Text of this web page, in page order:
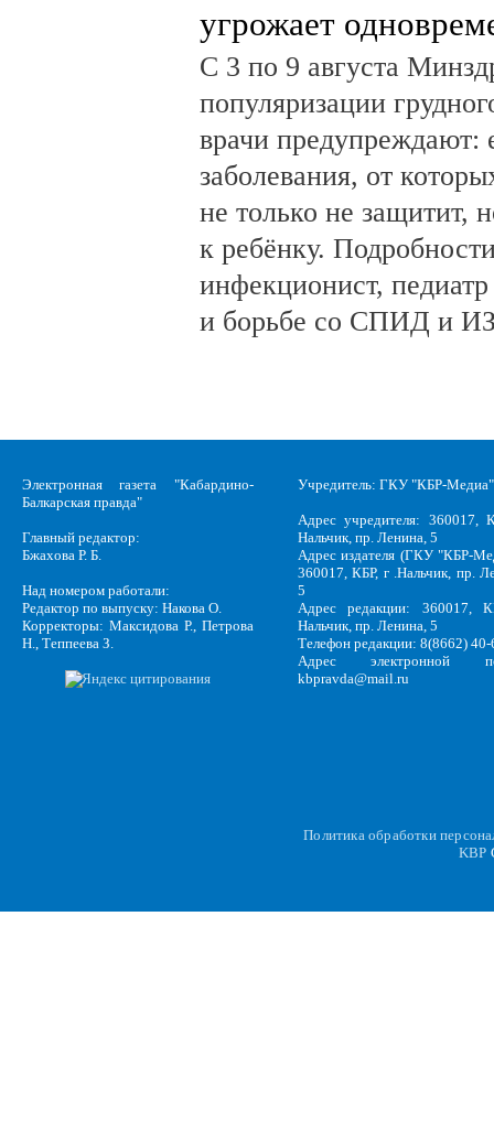
угрожает
С 3 по 9 августа
популяризации
врачи предупреждают:
заболевания, от
не только не защитит,
к ребёнку.
инфекционист,
и борьбе со СПИД и
Электронная газета "Кабардино-
Балкарская правда"
Главный редактор:
Бжахова Р. Б.
Над номером работали:
Редактор по выпуску: Накова О.
Корректоры: Максидова Р., Петрова
Н., Теппеева З.
Учредитель: ГКУ "КБР-Медиа"
Адрес учредителя: 360017,
Нальчик, пр. Ленина, 5
Адрес издателя (ГКУ "КБР-
360017, КБР, г .Нальчик, пр.
5
Адрес редакции: 360017,
Нальчик, пр. Ленина, 5
Телефон редакции: 8(8662)
Адрес электронной
kbpravda@mail.ru
Политика обработки
KBP